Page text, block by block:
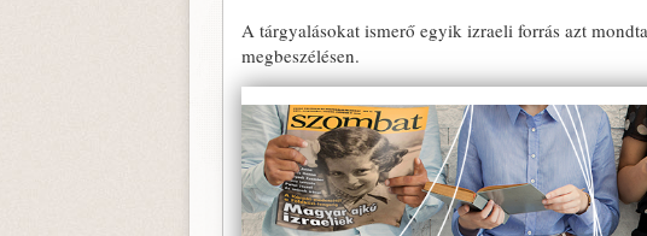
A tárgyalásokat ismerő egyik izraeli forrás azt
megbeszélésen.